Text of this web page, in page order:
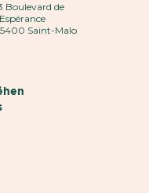
Boulevard de
Saint-Malo